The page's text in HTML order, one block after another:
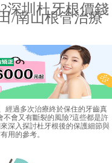
深圳杜牙根價錢
/南山根管治療
過多次治療終於保住的牙齒真
會又有斷裂的風險?這些都是許
深入探討杜牙根後的保護細節與
用的參考。